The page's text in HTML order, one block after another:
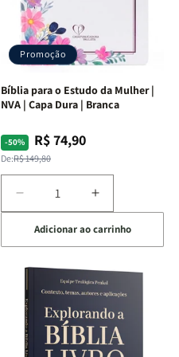
Promoção
Bíblia para o Estudo da Mulher |
NVA | Capa Dura | Branca
-50%
Preço
normal
De:R$ 149,80
Preço
promocional
R$ 74,90
Diminuir
a
quantidade
de
Bíblia
o
Estudo
da
Mulher
Aumentar
a
quantidade
de
Bíblia
para
o
Estudo
Mulher
Adicionar ao carrinho